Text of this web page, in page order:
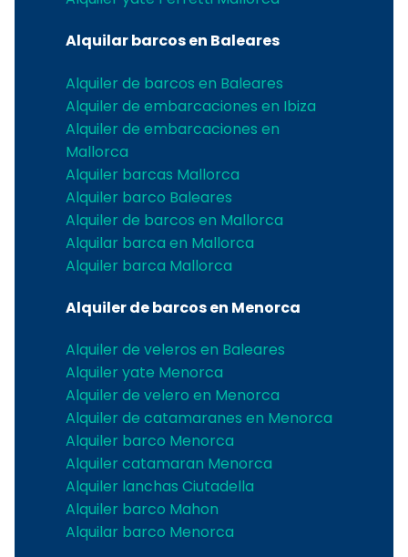
Alquilar barcos en Baleares
Alquiler de barcos en Baleares
Alquiler de embarcaciones en Ibiza
Alquiler de embarcaciones en
Mallorca
Alquiler barcas Mallorca
Alquiler barco Baleares
Alquiler de barcos en Mallorca
Alquilar barca en Mallorca
Alquiler barca Mallorca
Alquiler de barcos en Menorca
Alquiler de veleros en Baleares
Alquiler yate Menorca
Alquiler de velero en Menorca
Alquiler de catamaranes en Menorca
Alquiler barco Menorca
Alquiler catamaran Menorca
Alquiler lanchas Ciutadella
Alquiler barco Mahon
Alquilar barco Menorca